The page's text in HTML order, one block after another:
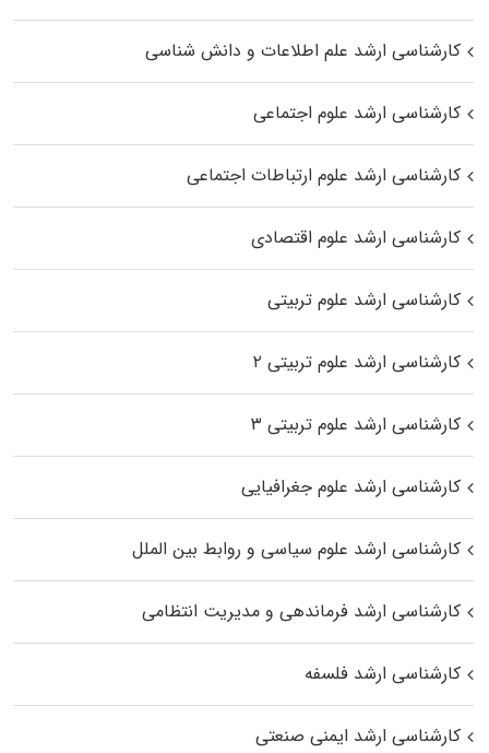
کارشناسی ارشد علم اطلاعات و دانش شناسی
کارشناسی ارشد علوم اجتماعی
کارشناسی ارشد علوم ارتباطات اجتماعی
کارشناسی ارشد علوم اقتصادی
کارشناسی ارشد علوم تربیتی
کارشناسی ارشد علوم تربیتی ۲
کارشناسی ارشد علوم تربیتی ۳
کارشناسی ارشد علوم جغرافیایی
کارشناسی ارشد علوم سیاسی و روابط بین الملل
کارشناسی ارشد فرماندهی و مدیریت انتظامی
کارشناسی ارشد فلسفه
کارشناسی ارشد ایمنی صنعتی